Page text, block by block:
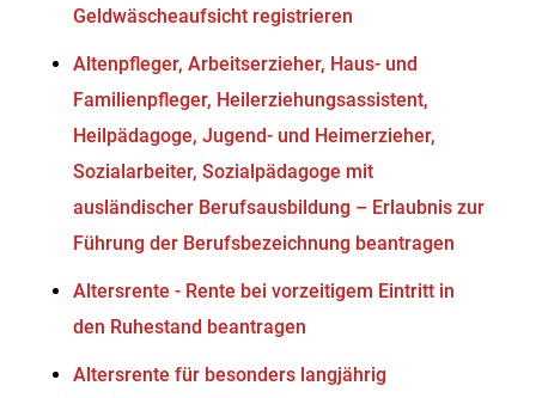
Geldwäscheaufsicht registrieren
Altenpfleger, Arbeitserzieher, Haus- und
Familienpfleger, Heilerziehungsassistent,
Heilpädagoge, Jugend- und Heimerzieher,
Sozialarbeiter, Sozialpädagoge mit
ausländischer Berufsausbildung – Erlaubnis zur
Führung der Berufsbezeichnung beantragen
Altersrente - Rente bei vorzeitigem Eintritt in
den Ruhestand beantragen
Altersrente für besonders langjährig